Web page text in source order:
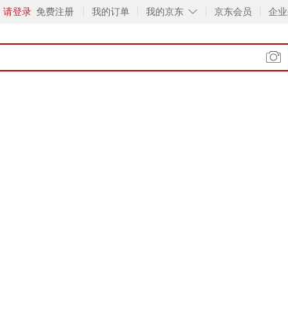
请登录 免费注册 我的订单 ◇
我的京东 京东会员 企